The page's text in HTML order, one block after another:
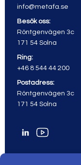
info@metafa.se
Besök oss:
Röntgenvägen 3c
171 54 Solna
Ring:
+46 8 544 44 200
Postadress:
Röntgenvägen 3c
171 54 Solna